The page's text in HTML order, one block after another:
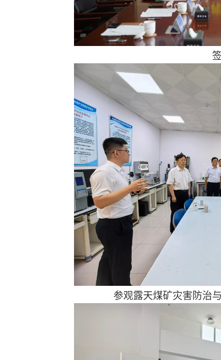
参观露天煤矿灾害防治